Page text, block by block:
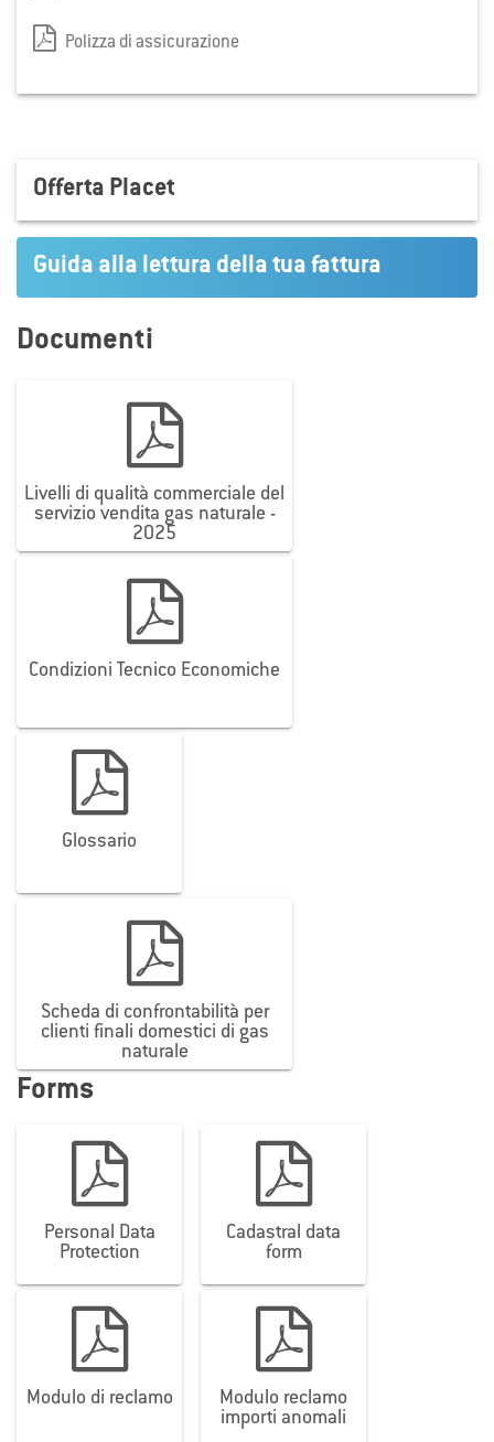
Polizza di assicurazione
Offerta Placet
Guida alla lettura della tua fattura
Documenti

Livelli di qualità commerciale del
servizio vendita gas naturale -
2025

Condizioni Tecnico Economiche
Glossario
Scheda di confrontabilità per
clienti finali domestici di gas
naturale
Forms

Personal Data
Protection
Cadastral data
form
Modulo di reclamo
Modulo reclamo
importi anomali